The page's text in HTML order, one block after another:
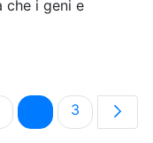
che i geni e
PaginaPagina
3